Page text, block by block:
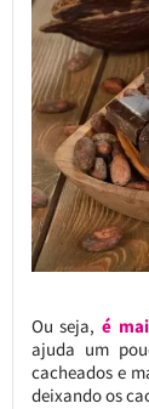
Ou seja,é
ajuda um
cacheados e
deixando os